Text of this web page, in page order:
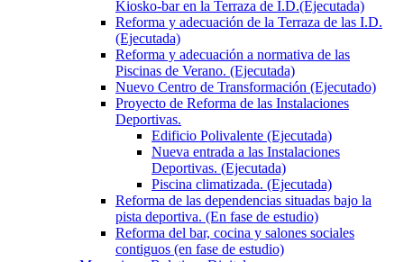
Kiosko-bar en la Terraza de I.D.(Ejecutada)
Reforma y adecuación de la Terraza de las I.D.
(Ejecutada)
Reforma y adecuación a normativa de las
Piscinas de Verano. (Ejecutada)
Nuevo Centro de Transformación (Ejecutado)
Proyecto de Reforma de las Instalaciones
Deportivas.
Edificio Polivalente (Ejecutada)
Nueva entrada a las Instalaciones
Deportivas. (Ejecutada)
Piscina climatizada. (Ejecutada)
Reforma de las dependencias situadas bajo la
pista deportiva. (En fase de estudio)
Reforma del bar, cocina y salones sociales
contiguos (en fase de estudio)